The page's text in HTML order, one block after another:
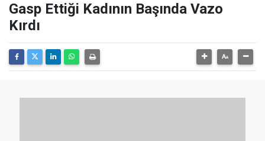
Gasp Ettiği Kadının Başında Vazo
Kırdı